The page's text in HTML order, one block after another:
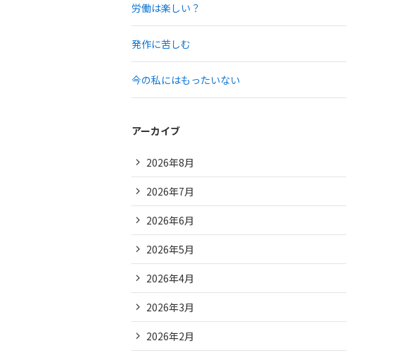
労働は楽しい？
発作に苦しむ
今の私にはもったいない
アーカイブ
2026年8月
2026年7月
2026年6月
2026年5月
2026年4月
2026年3月
2026年2月